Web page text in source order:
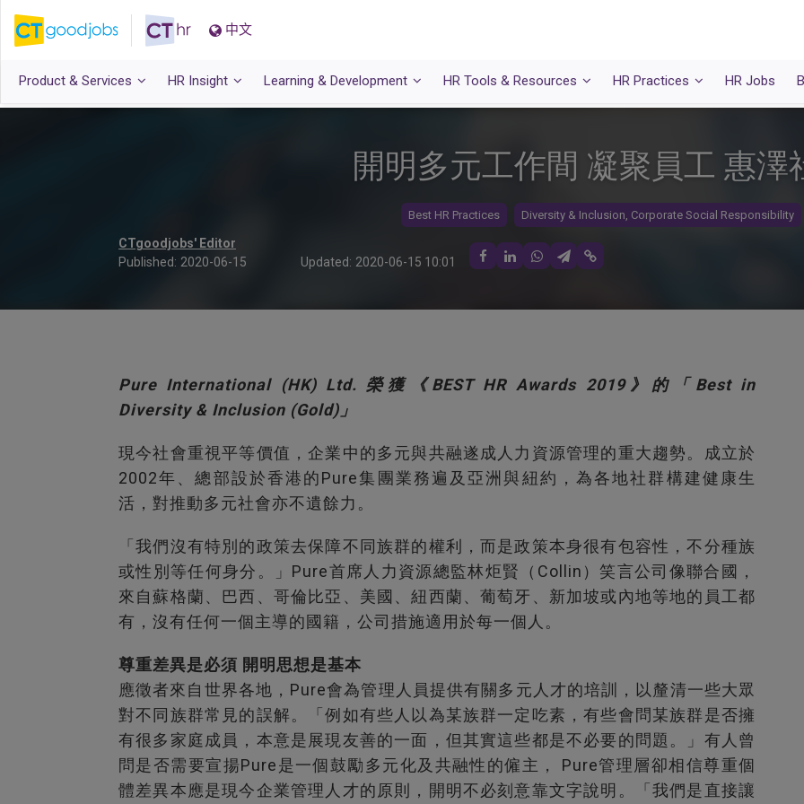
中文
Product & Services HR Insight Learning & Development HR Tools & Resources HR Practices HR Jobs
開明多元工作間 凝聚員工 惠澤
Best HR Practices Diversity & Inclusion, Corporate Social Responsibility
CTgoodjobs' Editor
Published: 2020-06-15 Updated: 2020-06-15 10:01
Pure International (HK) Ltd. 榮獲《BEST HR Awards 2019》的「Best in
Diversity & Inclusion (Gold)」
現今社會重視平等價值，企業中的多元與共融遂成人力資源管理的重大趨勢。成立於
2002年、總部設於香港的Pure集團業務遍及亞洲與紐約，為各地社群構建健康生
活，對推動多元社會亦不遺餘力。
「我們沒有特別的政策去保障不同族群的權利，而是政策本身很有包容性，不分種族
或性別等任何身分。」 Pure首席人力資源總監林炬賢（ Collin ）笑言公司像聯合國，
來自蘇格蘭、巴西、哥倫比亞、美國、紐西蘭、葡萄牙、新加坡或內地等地的員工都
有，沒有任何一個主導的國籍，公司措施適用於每一個人。
尊重差異是必須 開明思想是基本
應徵者來自世界各地， Pure會為管理人員提供有關多元人才的培訓，以釐清一些大眾
對不同族群常見的誤解。「例如有些人以為某族群一定吃素，有些會問某族群是否擁
有很多家庭成員，本意是展現友善的一面，但其實這些都是不必要的問題。」 有人曾
問是否需要宣揚Pure是一個鼓勵多元化及共融性的僱主， Pure管理層卻相信尊重個
體差異本應是現今企業管理人才的原則，開明不必刻意靠文字說明。「我們是直接讓